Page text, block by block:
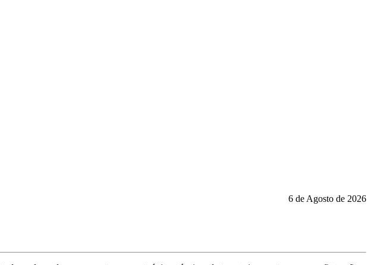
6 de Agosto de 2026